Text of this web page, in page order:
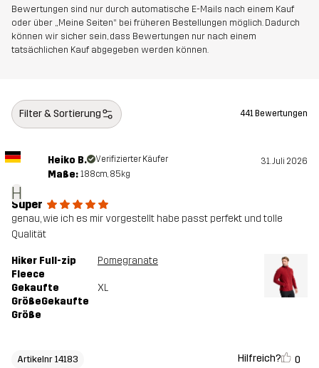
Nachhaltigkeit Bluesign® approved Mehr dazu
Artikelnummer 14183_2008
Bewertungen sind nur durch automatische E-Mails nach einem Kauf
oder über „Meine Seiten“ bei früheren Bestellungen möglich. Dadurch
können wir sicher sein, dass Bewertungen nur nach einem
tatsächlichen Kauf abgegeben werden können.
Filter & Sortierung 441 Bewertungen
H
Heiko B. Verifizierter Käufer 31. Juli 2026
Maße: 188cm, 85kg
Super
genau, wie ich es mir vorgestellt habe passt perfekt und tolle
Qualität
Hiker Full-zip
Fleece
Pomegranate
Gekaufte
GrößeGekaufte
Größe
XL
Artikelnr 14183 Hilfreich? 0